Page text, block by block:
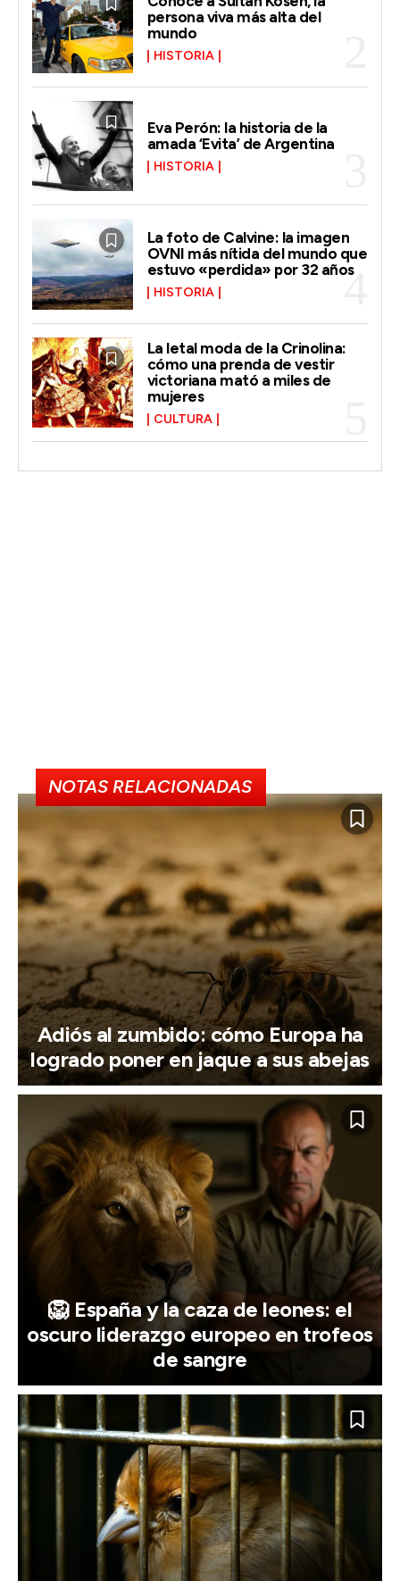
persona viva más alta del
mundo
HISTORIA
Eva Perón: la historia de la
amada ‘Evita’ de Argentina
HISTORIA
La foto de Calvine: la imagen
OVNI más nítida del mundo que
estuvo «perdida» por 32 años
HISTORIA
La letal moda de la Crinolina:
cómo una prenda de vestir
victoriana mató a miles de
mujeres
CULTURA
NOTAS RELACIONADAS
Adiós al zumbido: cómo Europa ha
logrado poner en jaque a sus abejas
🦁 España y la caza de leones: el
oscuro liderazgo europeo en trofeos
de sangre